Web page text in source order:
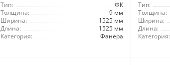
Тип:
ФК
Толщина:
9 мм
Ширина:
1525 мм
Длина:
1525 мм
Категория:
Фанера
Тип:
Толщина:
Ширина:
Длина:
Категория: